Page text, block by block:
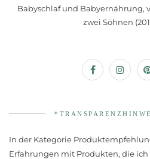
Babyschlaf und Babyernährung,
zwei Söhnen
In der Kategorie
Erfahrungen mit Produkten, die